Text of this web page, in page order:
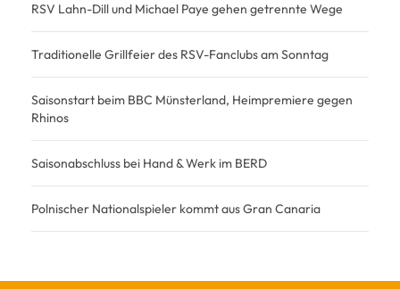
RSV Lahn-Dill und Michael Paye gehen getrennte Wege
Traditionelle Grillfeier des RSV-Fanclubs am Sonntag
Saisonstart beim BBC Münsterland, Heimpremiere gegen
Rhinos
Saisonabschluss bei Hand & Werk im BERD
Polnischer Nationalspieler kommt aus Gran Canaria